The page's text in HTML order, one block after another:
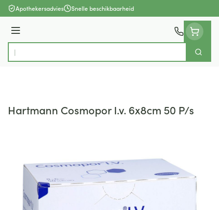
Ga naar de inhoud
Apothekersadvies Snelle beschikbaarheid
Menu
Product, merk, categorie...
Zoek
Hartmann Cosmopor I.v. 6x8cm 50 P/s